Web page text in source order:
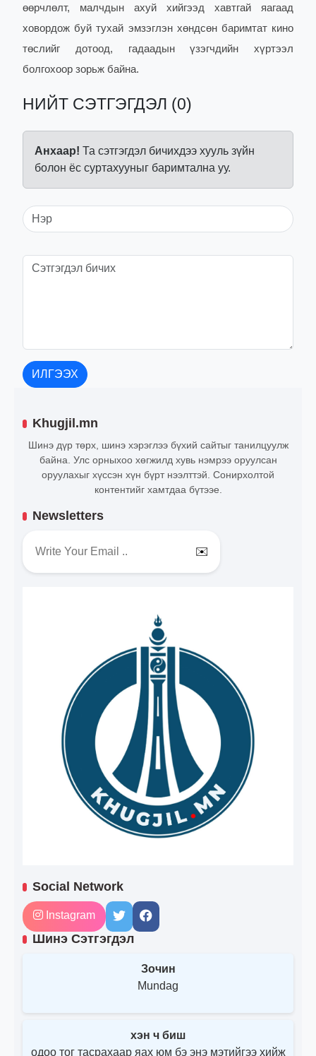
өөрчлөлт, малчдын ахуй хийгээд хавтгай яагаад
ховордож буй тухай эмзэглэн хөндсөн баримтат кино
төслийг дотоод, гадаадын үзэгчдийн хүртээл
болгохоор зорьж байна.
НИЙТ СЭТГЭГДЭЛ (0)
Анхаар! Та сэтгэгдэл бичихдээ хууль зүйн
болон ёс суртахууныг баримтална уу.
ИЛГЭЭХ
Khugjil.mn
Шинэ дүр төрх, шинэ хэрэглээ бүхий сайтыг танилцуулж
байна. Улс орныхоо хөгжилд хувь нэмрээ оруулсан
оруулахыг хүссэн хүн бүрт нээлттэй. Сонирхолтой
контентийг хамтдаа бүтээе.
Newsletters
✉️
Social Network
Instagram
Шинэ Сэтгэгдэл
Зочин
Mundag
хэн ч биш
одоо тог тасрахаар яах юм бэ энэ мэтийгээ хийж